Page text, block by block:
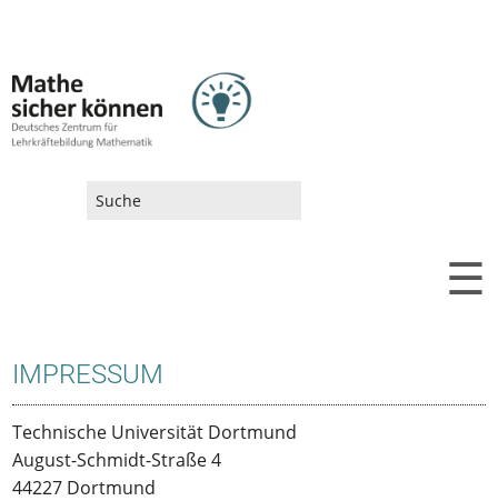
☰
IMPRESSUM
Technische Universität Dortmund
August-Schmidt-Straße 4
44227 Dortmund